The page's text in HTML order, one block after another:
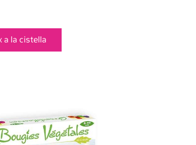
a la cistella